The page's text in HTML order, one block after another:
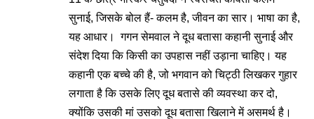
सुनाई, जिसके बोल हैं- कलम है, जीवन का सार। भाषा का है,
यह आधार। गगन सेमवाल ने दूध बतासा कहानी सुनाई और
संदेश दिया कि किसी का उपहास नहीं उड़ाना चाहिए। यह
कहानी एक बच्चे की है, जो भगवान को चिट्ठी लिखकर गुहार
लगाता है कि उसके लिए दूध बतासे की व्यवस्था कर दो,
क्योंकि उसकी मां उसको दूध बतासा खिलाने में असमर्थ है।